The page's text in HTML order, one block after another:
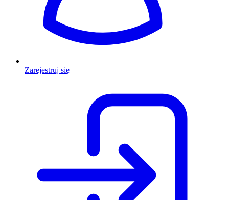
Zarejestruj się